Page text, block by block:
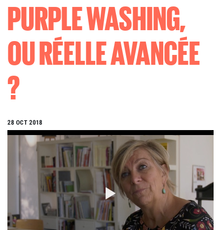
PURPLE WASHING,
OU RÉELLE AVANCÉE
?
28 OCT 2018